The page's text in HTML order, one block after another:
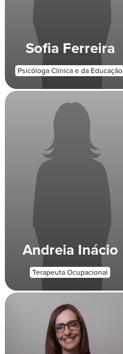
Sofia Ferreira
Psicóloga Clínica e da Educação
Andreia Inácio
Terapeuta Ocupacional